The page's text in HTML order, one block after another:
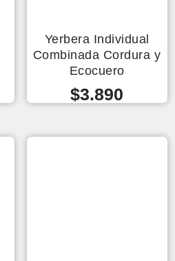
Yerbera Individual
Combinada Cordura y
Ecocuero
$3.890